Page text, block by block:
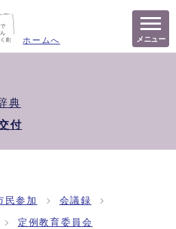
ホームへ メニュー
典
付
民参加 会議録
定例教育委員会